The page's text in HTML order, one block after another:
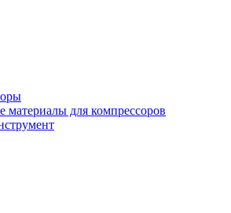
материалы для компрессоров